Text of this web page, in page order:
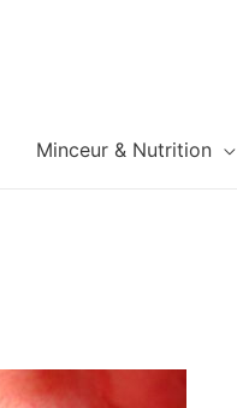
Minceur & Nutrition